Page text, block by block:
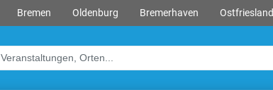
Bremen Oldenburg Bremerhaven Ostfriesland